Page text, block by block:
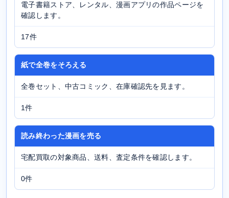
電子書籍ストア、レンタル、漫画アプリの作品ページを
確認します。
17件
紙で全巻をそろえる
全巻セット、中古コミック、在庫確認先を見ます。
1件
読み終わった漫画を売る
宅配買取の対象商品、送料、査定条件を確認します。
0件